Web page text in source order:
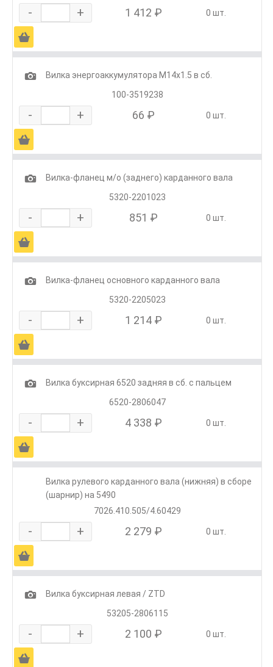
- + 1 412 ₽ 0 шт.
Ä
1
Вилка энергоаккумулятора М14х1.5 в сб.
100-3519238
- + 66 ₽ 0 шт.
Ä
1
Вилка-фланец м/о (заднего) карданного вала
5320-2201023
- + 851 ₽ 0 шт.
Ä
1
Вилка-фланец основного карданного вала
5320-2205023
- + 1 214 ₽ 0 шт.
Ä
1
Вилка буксирная 6520 задняя в сб. с пальцем
6520-2806047
- + 4 338 ₽ 0 шт.
Ä
Вилка рулевого карданного вала (нижняя) в сборе
(шарнир) на 5490
7026.410.505/4.60429
- + 2 279 ₽ 0 шт.
Ä
1
Вилка буксирная левая / ZTD
53205-2806115
- + 2 100 ₽ 0 шт.
Ä